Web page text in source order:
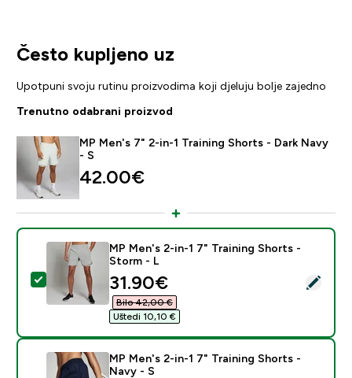
Često kupljeno uz
Upotpuni svoju rutinu proizvodima koji djeluju bolje zajedno
Trenutno odabrani proizvod
MP Men's 7" 2-in-1 Training Shorts - Dark Navy
- S
42.00€‎
Odaberi ovaj proizvod - MP Men's 2-in-1 7" Training
MP Men's 2-in-1 7" Training Shorts -
Storm - L
discounted price
31.90€‎
Bilo 42,00 €‎
Uštedi 10,10 €‎
MP Men's 2-in-1 7" Training Shorts -
Navy - S